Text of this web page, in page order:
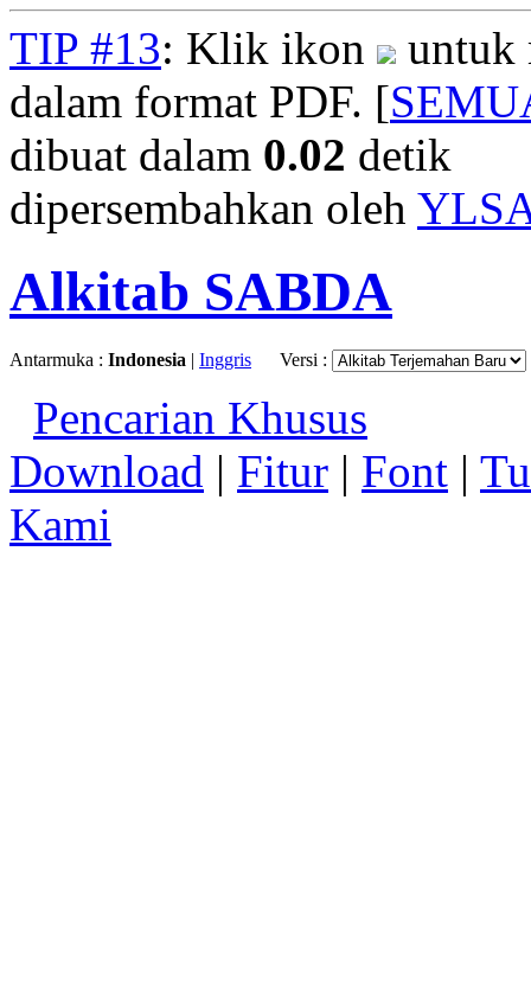
TIP #13: Klik ikon
untuk
dalam format PDF. [
dibuat dalam 0.02 detik
dipersembahkan oleh
Alkitab SABDA
Antarmuka : Indonesia | Inggris Versi :
Pencarian Khusus
Download | Fitur | Font |
Kami